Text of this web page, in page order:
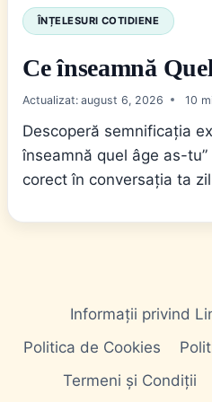
ÎNȚELESURI COTIDIENE
Ce înseamnă
Actualizat: august 6, 2026 10
Descoperă semnificația
înseamnă quel âge as-
corect în conversația ta
Informații privind
Politica de Cookies
Termeni și Condiții